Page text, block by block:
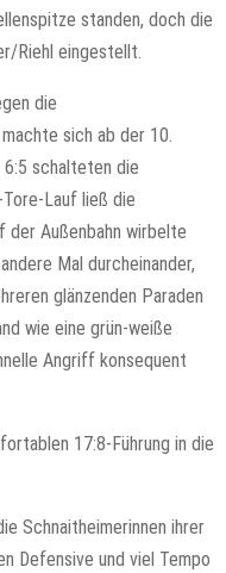
standen, doch die
Riehl eingestellt.
die
sich ab der 10.
6:5 schalteten die
Tore-Lauf ließ die
der Außenbahn wirbelte
Mal durcheinander,
glänzenden Paraden
wie eine grün-weiße
Angriff konsequent
17:8-Führung in die
Schnaitheimerinnen ihrer
Defensive und viel Tempo